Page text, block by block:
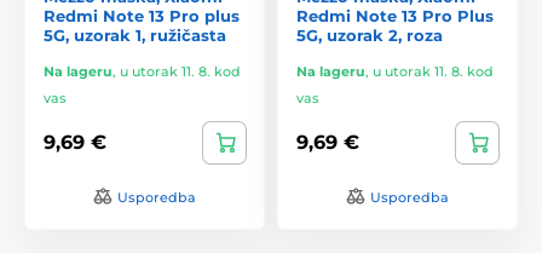
Redmi Note 13 Pro plus
5G, uzorak 1, ružičasta
Na lageru, u utorak 11. 8. kod
vas
9,69 €
Usporedba
Redmi Note 13 Pro Plus
5G, uzorak 2, roza
Na lageru, u utorak 11. 8. kod
vas
9,69 €
Usporedba